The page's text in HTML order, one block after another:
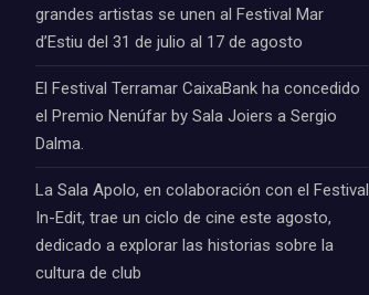
grandes artistas se unen al Festival Mar
d’Estiu del 31 de julio al 17 de agosto
El Festival Terramar CaixaBank ha concedido
el Premio Nenúfar by Sala Joiers a Sergio
Dalma.
La Sala Apolo, en colaboración con el Festival
In-Edit, trae un ciclo de cine este agosto,
dedicado a explorar las historias sobre la
cultura de club